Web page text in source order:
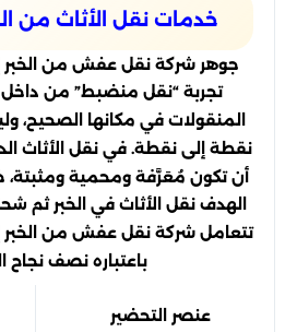
خدمات نقل الأثاث من
جوهر شركة نقل عفش من الخبر
تجربة “نقل منضبط” من داخل
المنقولات في مكانها
نقطة إلى نقطة. في نقل الأثاث
أن تكون مُعَرَّفة ومحمية
الهدف نقل الأثاث في الخبر ثم
تتعامل شركة نقل عفش من الخبر
باعتباره نصف نجاح
عنصر التحضير